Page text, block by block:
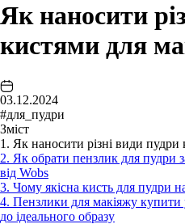
Як наносити
кистями для
03.12.2024
#для_пудри
Зміст
1. Як наносити різні види пудри
2. Як обрати пензлик для пудри
від Wobs
3. Чому якісна кисть для пудри
4. Пензлики для макіяжу
до ідеального образу